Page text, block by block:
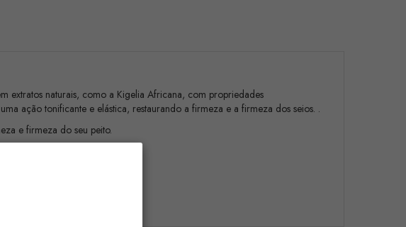
extratos naturais, como a Kigelia Africana, com propriedades
ação tonificante e elástica, restaurando a firmeza e a firmeza dos seios. .
e firmeza do seu peito.